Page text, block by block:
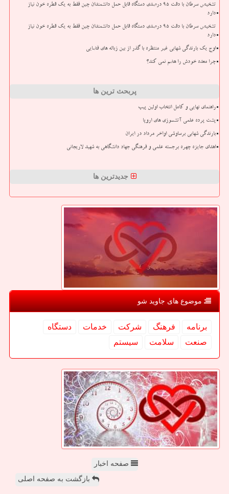
تشخیص سرطان با دقت ۹۵ درصدی دستگاه قابل حمل دانشمندان چین فقط به یک قطره خون نیاز
دارد
تشخیص سرطان با دقت ۹۵ درصدی دستگاه قابل حمل دانشمندان چین فقط به یک قطره خون نیاز
دارد
اوج یک بارندگی شهابی غیر منتظره با گذر از بین زباله های فضایی
چرا معده خودش را هضم نمی کند؟
پربحث ترین ها
راهنمای نهایی و کامل انتخاب اولین پیپ
پشت پرده علمی آتشسوزی های اروپا
بارندگی شهابی برساوشی اواخر مرداد در ایران
اهدای جایزه چهره برجسته علمی و فرهنگی جهاد دانشگاهی به شهید لاریجانی
جدیدترین ها
موضوع های جاوید شو
برنامه فرهنگ شركت خدمات
دستگاه
صنعت
سلامت سیستم
صفحه اخبار
بازگشت به صفحه اصلی